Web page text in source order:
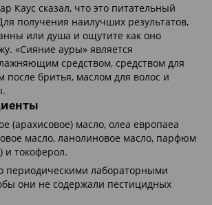
Каус сказал, что это питательный
получения наилучших результатов,
или душа и ощутите как оно
«Сияние ауры» является
средством, средством для
после бритья, маслом для волос и
(арахисовое) масло, олеа европаеа
масло, ланолиновое масло, парфюм
и токоферол.
периодическими лабораторными
они не содержали пестицидных